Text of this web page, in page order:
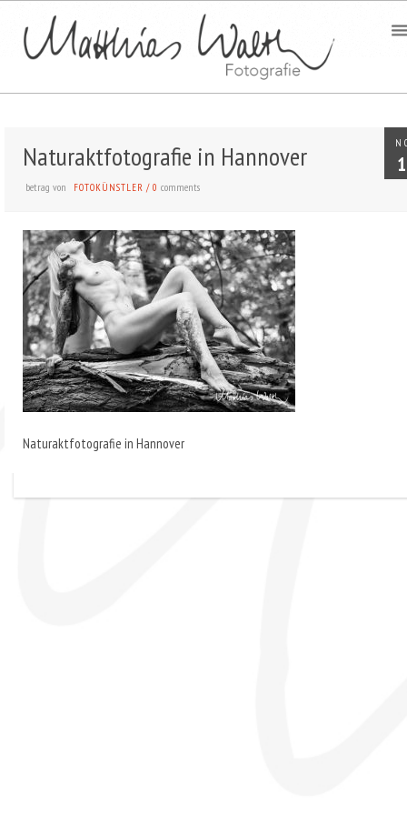
Naturaktfotografie in Hannover
betrag von FOTOKÜNSTLER /0comments
Naturaktfotografie in Hannover